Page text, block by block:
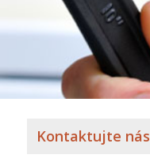
Kontaktujte nás